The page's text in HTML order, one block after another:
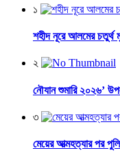
১
শহীদ নূরে আলমের চতুর্থ
২
নৌযান শুমারি ২০২৬’
৩
মেয়ের আত্মহত্যার পর